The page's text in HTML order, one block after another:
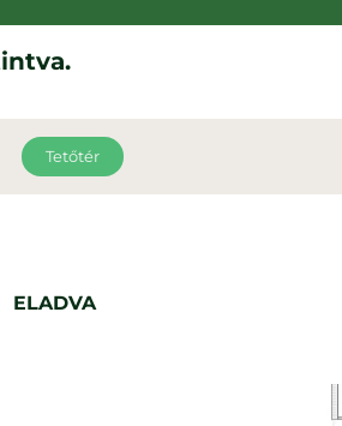
Tetőtér
ELADVA